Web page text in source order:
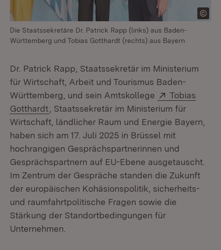
Die Staatssekretäre Dr. Patrick Rapp (links) aus Baden-
Württemberg und Tobias Gotthardt (rechts) aus Bayern
Dr. Patrick Rapp, Staatssekretär im Ministerium
für Wirtschaft, Arbeit und Tourismus Baden-
Württemberg, und sein Amtskollege
Extern:
Tobias
Gotthardt (Öffnet in neuem Fenster)
, Staatssekretär im Ministerium für
Wirtschaft, ländlicher Raum und Energie Bayern,
haben sich am 17. Juli 2025 in Brüssel mit
hochrangigen Gesprächspartnerinnen und
Gesprächspartnern auf EU-Ebene ausgetauscht.
Im Zentrum der Gespräche standen die Zukunft
der europäischen Kohäsionspolitik, sicherheits-
und raumfahrtpolitische Fragen sowie die
Stärkung der Standortbedingungen für
Unternehmen.